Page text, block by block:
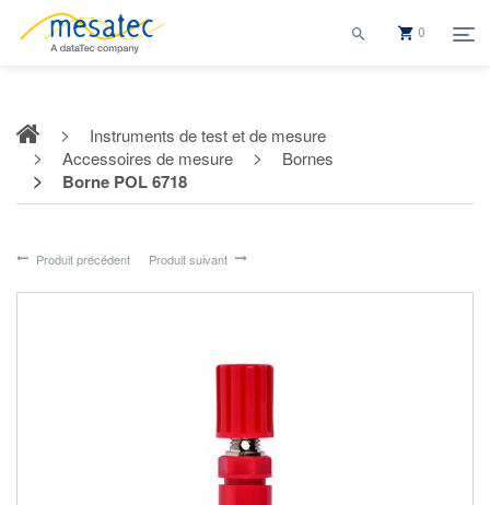
0
Instruments de test et de mesure
Accessoires de mesure
Bornes
Borne POL 6718
Produit précédent Produit suivant